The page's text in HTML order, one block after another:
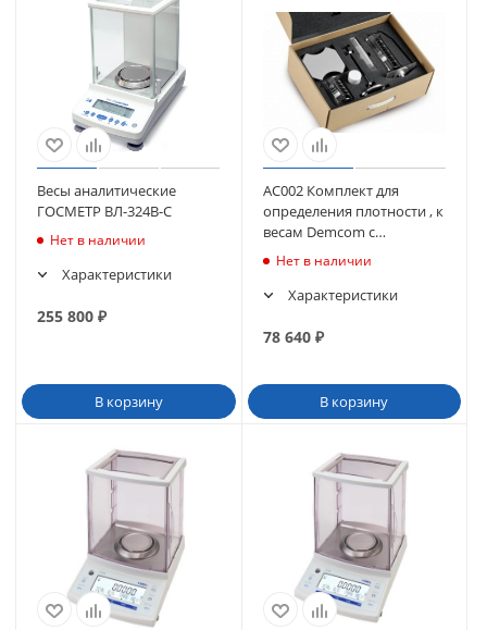
Весы аналитические
ГОСМЕТР ВЛ-324В-С
Нет в наличии
Характеристики
255 800 ₽
В корзину
АС002 Комплект для
определения плотности , к
весам Demcom c
точностью
Нет в наличии
Характеристики
78 640₽
В корзину